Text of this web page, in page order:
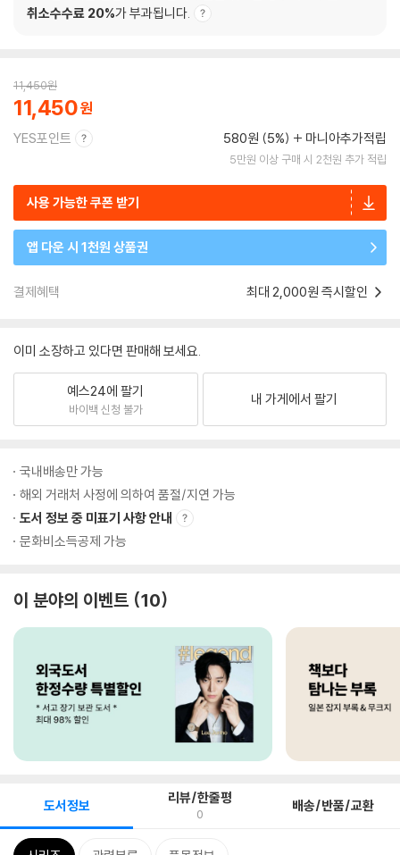
취소수수료 20%가 부과됩니다.
11,450원
11,450
YES포인트 580원 (5%) 마니아추가적립
5만원 이상 구매 시 2천원 추가 적립
사용 가능한 쿠폰 받기
앱 다운 시 1천원 상품권
결제혜택 최대 2,000원 즉시할인
이미 소장하고 있다면 판매해 보세요.
예스24에 팔기
바이백 신청 불가
내 가게에서 팔기
국내배송만 가능
해외 거래처 사정에 의하여 품절/지연 가능
도서 정보 중 미표기 사항 안내
문화비소득공제 가능
이 분야의 이벤트 10
도서정보 리뷰/한줄평
0 배송/반품/교환